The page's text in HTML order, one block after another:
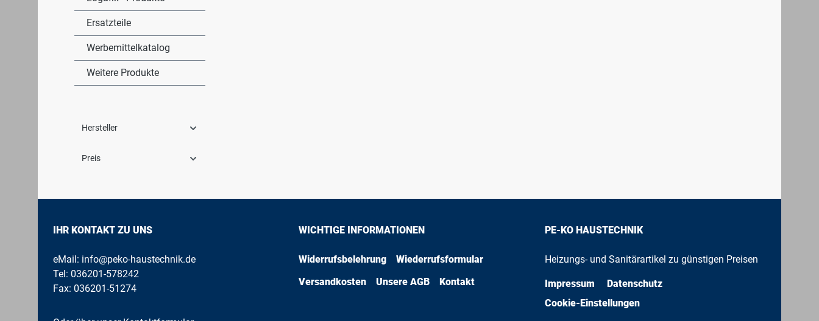
Ersatzteile
Werbemittelkatalog
Weitere Produkte
Hersteller
Preis
IHR KONTAKT ZU UNS
eMail: info@peko-haustechnik.de
Tel:036201-578242
Fax: 036201-51274
WICHTIGE INFORMATIONEN
Widerrufsbelehrung
Wiederrufsformular
Versandkosten
Unsere AGB Kontakt
PE-KO HAUSTECHNIK
Heizungs- und Sanitärartikel zu günstigen Preisen
Impressum
Datenschutz
Cookie-Einstellungen